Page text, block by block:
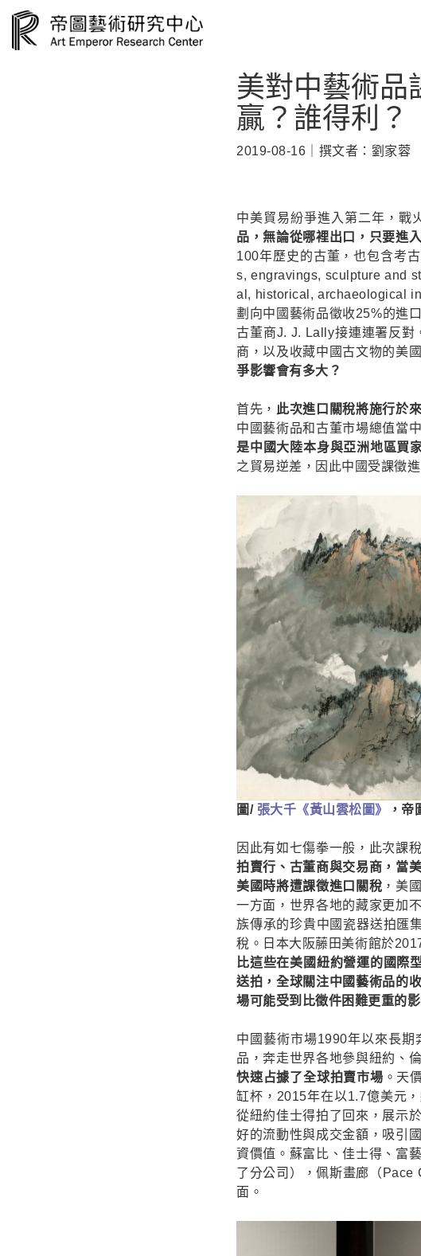
美對中藝術品
贏？誰得利？
2019-08-16｜撰文者：劉家蓉
中美貿易紛爭進入第二年，戰
品，無論從哪裡出口，只要進
100年歷史的古董，也包含考
s, engravings, sculpture and
al, historical, archaeological
劃向中國藝術品徵收25%的進
古董商J. J. Lally接連連署反對
商，以及收藏中國古文物的美
爭影響會有多大？
首先， 此次進口關稅將施行於
中國藝術品和古董市場總值當
是中國大陸本身與亞洲地區買
之貿易逆差，因此中國受課徵
圖/ 張大千《黃山雲松圖》 ，帝
因此有如七傷拳一般，此次課
拍賣行、古董商與交易商，當
美國時將遭課徵進口關稅 ，美
一方面，世界各地的藏家更加
族傳承的珍貴中國瓷器送拍匯
稅。日本大阪藤田美術館於
比這些在美國紐約營運的國際
送拍，全球關注中國藝術品的
場可能受到比徵件困難更重的
中國藝術市場1990年以來長
品，奔走世界各地參與紐約、
快速占據了全球拍賣市場 。天
缸杯，2015年在以1.7億美元
從紐約佳士得拍了回來，展示
好的流動性與成交金額，吸引
資價值。蘇富比、佳士得、富
了分公司），佩斯畫廊（Pace
面。